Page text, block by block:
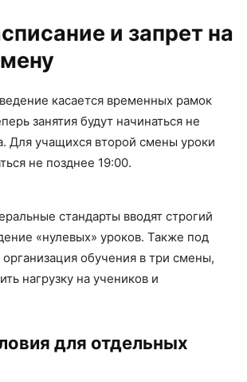
и запрет на
касается временных рамок
занятия будут начинаться не
Для учащихся второй смены уроки
не позднее 19:00.
стандарты вводят строгий
«нулевых» уроков. Также под
обучения в три смены,
нагрузку на учеников и
для отдельных